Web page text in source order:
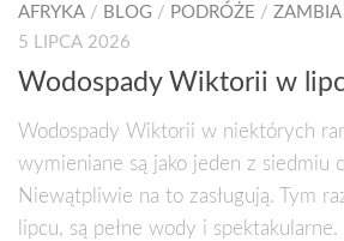
AFRYKA / BLOG / PODRÓŻE / ZAMBIA
5 LIPCA 2026
Wodospady Wiktorii w
Wodospady Wiktorii w niektórych
wymieniane są jako jeden z siedmiu
Niewątpliwie na to zasługują. Tym
lipcu, są pełne wody i